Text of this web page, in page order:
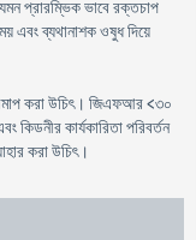
প্রারম্ভিক ভাবে রক্তচাপ
এবং ব্যথানাশক ওষুধ দিয়ে
করা উচিৎ। জিএফআর <৩০
কিডনীর কার্যকারিতা পরিবর্তন
করা উচিৎ।